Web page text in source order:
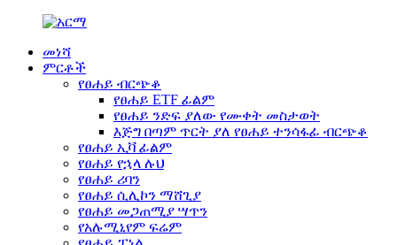
መነሻ
ምርቶች
የፀሐይ ብርጭቆ
የፀሐይ ETF ፊልም
የፀሐይ ንድፍ ያለው የሙቀት መስታወት
እጅግ በጣም ጥርት ያለ የፀሐይ ተንሳፋፊ ብርጭቆ
የፀሐይ ኢቫ ፊልም
የፀሐይ የኋላ ሉህ
የፀሐይ ሪባን
የፀሐይ ሲሊኮን ማሸጊያ
የፀሐይ መጋጠሚያ ሣጥን
የአሉሚኒየም ፍሬም